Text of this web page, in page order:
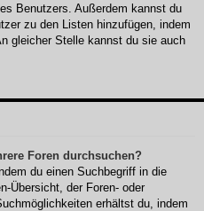
Benutzers. Außerdem kannst du
zu den Listen hinzufügen, indem
gleicher Stelle kannst du sie auch
Foren durchsuchen?
du einen Suchbegriff in die
Übersicht, der Foren- oder
erhältst du, indem